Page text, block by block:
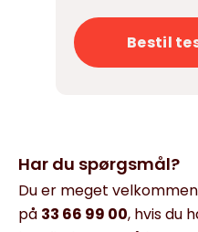
Bestil
Har du spørgsmål?
Du er meget
på 33 66 99 00, hvis du